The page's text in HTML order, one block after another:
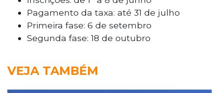
Pagamento da taxa: até 31 de julho
Primeira fase: 6 de setembro
Segunda fase: 18 de outubro
VEJA TAMBÉM